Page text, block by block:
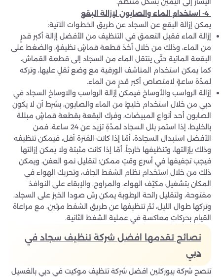
استخدام الماء والصابون لإزالة البقع
يمكن إزالة البقع عن السجاد عن طريق الخطوات الآتية:
إزالة الماء فقبل التعمق في التنظيف من الأفضل إزالة أكبر قدرٍ
من الماء، وذلك من خلال أخذ قطعة قماشٍ نظيفةٍ، والضغط على
البقعة المائية حتّى ينتقل الماء من السجاد إلى قطعة القماش،
كما يمكن استخدام المناشف الورقية مع وضع ثقلٍ عليها، وتركه
لمدّة ساعةٍ لامتصاص أكبر قدرٍ من الماء.
إزالة الرواسب والأوساخ فيمكن إزالة الرواسب والاوساخ السجاد في
دبي من خلال استخدام خليطٍ من الماء والصابون، بشرط أن لا يكون
الصابون أحد أنواع المبيضات، وفرك البقعة بقطعة قماشٍ مبللة
بالخليط، إذا استمر بلل السجاد لمدّةٍ تزيد عن 24 ساعة، فمن
الأفضل استبدال السجادة، أمّا إذا كانت الفترة أقل، فيمكن تنظيفه
وذلك بإزالتها، وتنظيفها خارجاً، أمّا إذا كانت مثبتة ولا يمكن إزالتها
فيجب تجفيفها في أسرع وقتٍ ممكن؛ لتقليل نمو العفن، ويمكن
ذلك من خلال استخدام نظام الشفط الجاف، وتحريك الهواء في
المكان بتشغيل مكيّف الهواء، والمراوح، والإبقاء على النوافذ
مفتوحة، ولتقليل رائحة الرطوبة يمكن رش صودا الخبز على السجاد،
وتركها طوال الليل، ثمّ تنظيفها عن طريق الشفط مرتين، مع مراعاة
القيام بحركاتٍ معاكسةٍ في عملية الشفط الثانية.
نصائح تقدمها افضل شركة تنظيف سجاد في
دبي
تنصح شركة بيوركلين افضل شركة تنظيف موكيت في دبي بالغسيل